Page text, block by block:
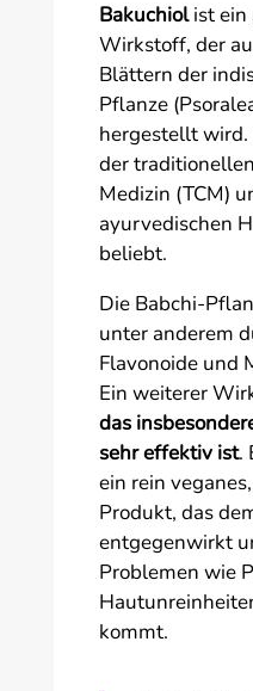
Bakuchiolist ein
Wirkstoff, der
Blättern der
Pflanze
hergestellt wird.
der
Medizin (TCM)
ayurvedischen
beliebt.
Die Babchi-
unter anderem
Flavonoide und
Ein weiterer
das
sehr effektiv ist.
ein rein
Produkt, das
entgegenwirkt
Problemen wie
kommt.